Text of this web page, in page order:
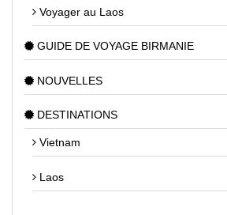
Voyager au Laos
GUIDE DE VOYAGE BIRMANIE
NOUVELLES
DESTINATIONS
Vietnam
Laos